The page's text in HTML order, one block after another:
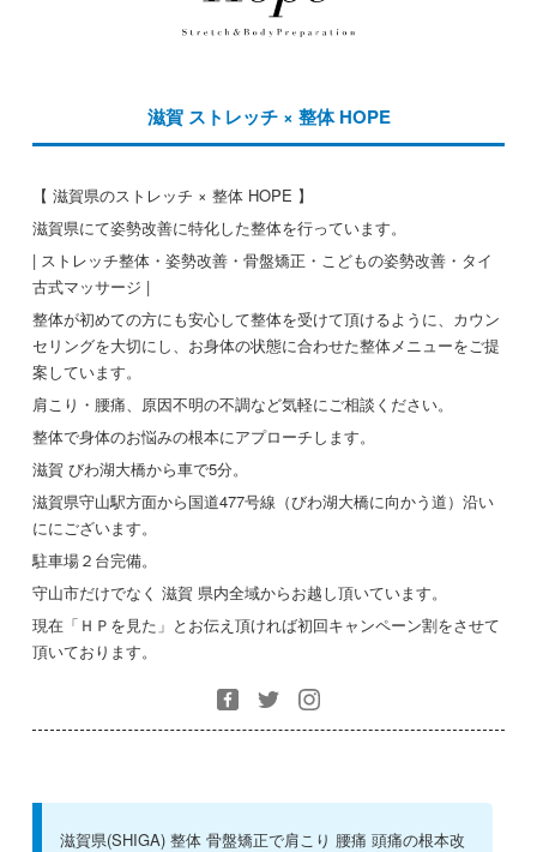
滋賀 ストレッチ × 整体 HOPE
【 滋賀県のストレッチ × 整体 HOPE 】
滋賀県にて姿勢改善に特化した整体を行っています。
| ストレッチ整体・姿勢改善・骨盤矯正・こどもの姿勢改善・タイ
古式マッサージ |
整体が初めての方にも安心して整体を受けて頂けるように、カウン
セリングを大切にし、お身体の状態に合わせた整体メニューをご提
案しています。
肩こり・腰痛、原因不明の不調など気軽にご相談ください。
整体で身体のお悩みの根本にアプローチします。
滋賀 びわ湖大橋から車で5分。
滋賀県守山駅方面から国道477号線（びわ湖大橋に向かう道）沿い
ににございます。
駐車場２台完備。
守山市だけでなく 滋賀 県内全域からお越し頂いています。
現在「ＨＰを見た」とお伝え頂ければ初回キャンペーン割をさせて
頂いております。
滋賀県(SHIGA) 整体 骨盤矯正で肩こり 腰痛 頭痛の根本改